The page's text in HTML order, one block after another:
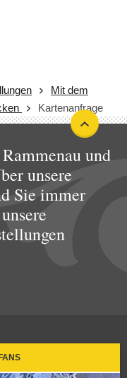
Mit dem
Kartenanfrage
und
unsere
Sie immer